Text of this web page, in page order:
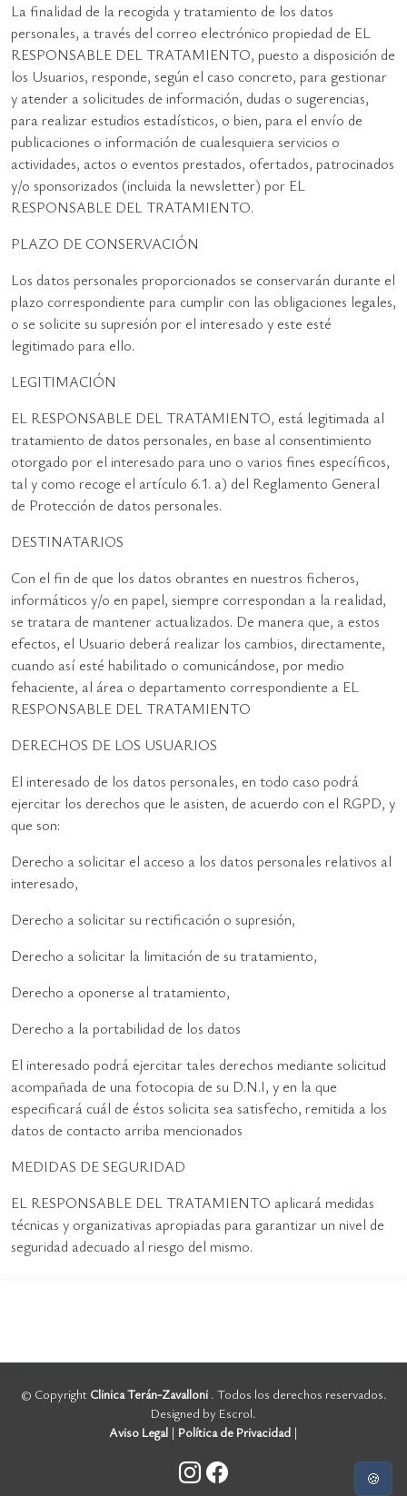
La finalidad de la recogida y tratamiento de los datos
personales, a través del correo electrónico propiedad de EL
RESPONSABLE DEL TRATAMIENTO, puesto a disposición de
los Usuarios, responde, según el caso concreto, para gestionar
y atender a solicitudes de información, dudas o sugerencias,
para realizar estudios estadísticos, o bien, para el envío de
publicaciones o información de cualesquiera servicios o
actividades, actos o eventos prestados, ofertados, patrocinados
y/o sponsorizados (incluida la newsletter) por EL
RESPONSABLE DEL TRATAMIENTO.
PLAZO DE CONSERVACIÓN
Los datos personales proporcionados se conservarán durante el
plazo correspondiente para cumplir con las obligaciones legales,
o se solicite su supresión por el interesado y este esté
legitimado para ello.
LEGITIMACIÓN
EL RESPONSABLE DEL TRATAMIENTO, está legitimada al
tratamiento de datos personales, en base al consentimiento
otorgado por el interesado para uno o varios fines específicos,
tal y como recoge el artículo 6.1. a) del Reglamento General
de Protección de datos personales.
DESTINATARIOS
Con el fin de que los datos obrantes en nuestros ficheros,
informáticos y/o en papel, siempre correspondan a la realidad,
se tratara de mantener actualizados. De manera que, a estos
efectos, el Usuario deberá realizar los cambios, directamente,
cuando así esté habilitado o comunicándose, por medio
fehaciente, al área o departamento correspondiente a EL
RESPONSABLE DEL TRATAMIENTO
DERECHOS DE LOS USUARIOS
El interesado de los datos personales, en todo caso podrá
ejercitar los derechos que le asisten, de acuerdo con el RGPD, y
que son:
Derecho a solicitar el acceso a los datos personales relativos al
interesado,
Derecho a solicitar su rectificación o supresión,
Derecho a solicitar la limitación de su tratamiento,
Derecho a oponerse al tratamiento,
Derecho a la portabilidad de los datos
El interesado podrá ejercitar tales derechos mediante solicitud
acompañada de una fotocopia de su D.N.I, y en la que
especificará cuál de éstos solicita sea satisfecho, remitida a los
datos de contacto arriba mencionados
MEDIDAS DE SEGURIDAD
EL RESPONSABLE DEL TRATAMIENTO aplicará medidas
técnicas y organizativas apropiadas para garantizar un nivel de
seguridad adecuado al riesgo del mismo.
🍪
© Copyright Clinica Terán-Zavalloni . Todos los derechos reservados.
Designed by Escrol.
Aviso Legal | Política de Privacidad |